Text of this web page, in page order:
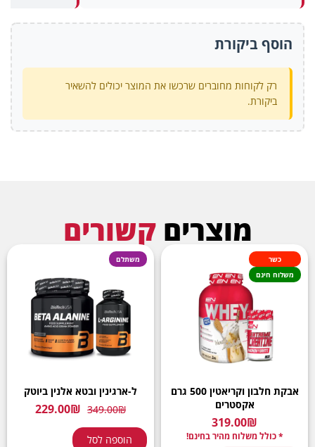
הוסף ביקורת
רק לקוחות מחוברים שרכשו את המוצר יכולים להשאיר
ביקורת.
מוצרים קשורים
כשר
משלוח חינם
אבקת חלבון וקריאטין 500 גרם
אקסטרים
319.00₪
* כולל משלוח מהיר בחינם!
משתלם
ל-ארגינין ובטא אלנין ביוטק
349.00₪
229.00₪
הוספה לסל